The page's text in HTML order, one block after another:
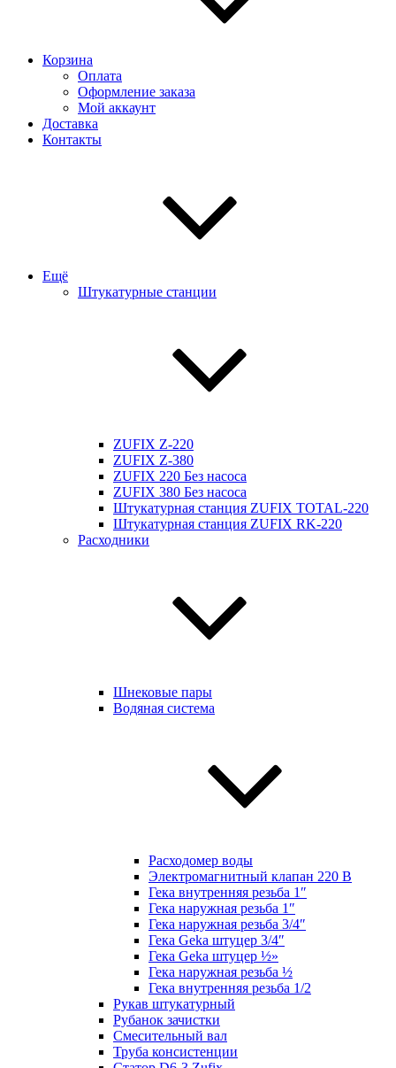
Корзина
Оплата
Оформление заказа
Мой аккаунт
Доставка
Контакты
Ещё
Штукатурные станции
ZUFIX Z-220
ZUFIX Z-380
ZUFIX 220 Без насоса
ZUFIX 380 Без насоса
Штукатурная станция ZUFIX TOTAL-220
Штукатурная станция ZUFIX RK-220
Расходники
Шнековые пары
Водяная система
Расходомер воды
Электромагнитный клапан 220 В
Гека внутренняя резьба 1″
Гека наружная резьба 1″
Гека наружная резьба 3/4″
Гека Geka штуцер 3/4″
Гека Geka штуцер ½»
Гека наружная резьба ½
Гека внутренняя резьба 1/2
Рукав штукатурный
Рубанок зачистки
Смесительный вал
Труба консистенции